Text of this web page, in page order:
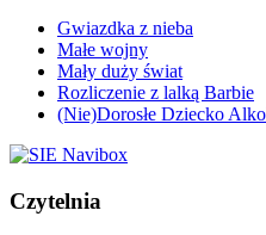
Gwiazdka z nieba
Małe wojny
Mały duży świat
Rozliczenie z lalką Barbie
(Nie)Dorosłe Dziecko
Czytelnia